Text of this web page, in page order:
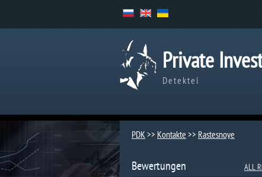
Private
Detektei
PDK>> Kontakte >> Rastesnoye
Bewertungen ALL